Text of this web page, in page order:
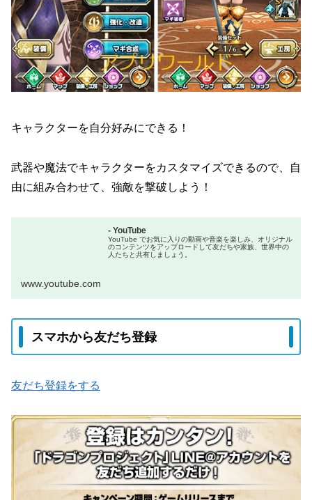
キャラクターを自分好みにできる！
武器や魔法でキャラクターをカスタマイズできるので、自
由に組み合わせて、強敵を撃破しよう！
- YouTube
YouTube でお気に入りの動画や音楽を楽しみ、オリジナル
のコンテンツをアップロードして友だちや家族、世界中の
人たちと共有しましょう。
www.youtube.com
スマホから友だち登録
友だち登録をする